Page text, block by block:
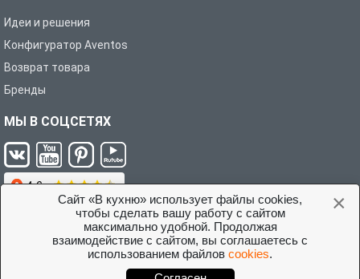
×
Сайт «В кухню» использует файлы cookies,
чтобы сделать вашу работу с сайтом
максимально удобной. Продолжая
взаимодействие с сайтом, вы соглашаетесь с
использованием файлов cookies.
Идеи и решения
Конфигуратор Aventos
Возврат товара
Бренды
МЫ В СОЦСЕТЯХ
Условия соглашения с покупателем
©2026 Интернет-магазин «В кухню»